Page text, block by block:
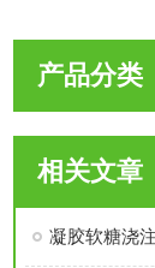
产品分类
相关文章